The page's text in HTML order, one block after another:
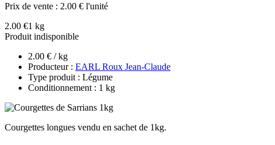
Prix de vente : 2.00 € l'unité
2.00 €1 kg
Produit indisponible
2.00 € / kg
Producteur : EARL Roux Jean-Claude
Type produit : Légume
Conditionnement : 1 kg
Courgettes longues vendu en sachet de 1kg.